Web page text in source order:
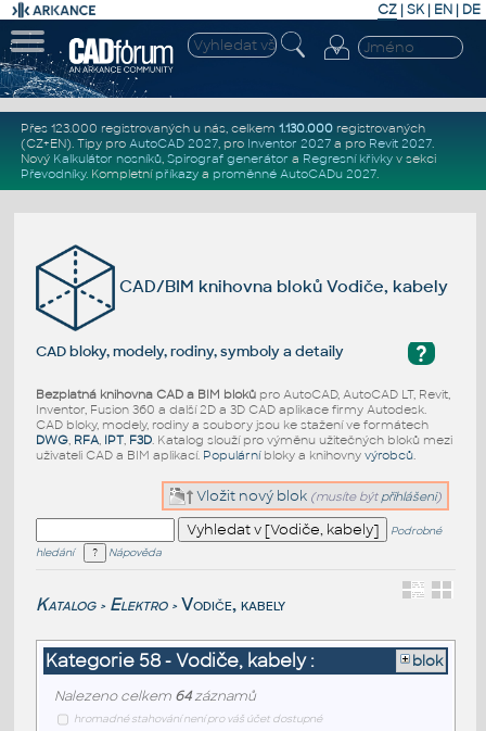
CZ | SK| EN | DE
Přes 123.000 registrovaných u nás, celkem 1.130.000registrovaných
(CZ+EN). Tipy pro AutoCAD 2027, pro Inventor 2027a pro Revit 2027.
Nový Kalkulátor nosníků, Spirograf generátor a Regresní křivkyv sekci
Převodníky. Kompletní příkazya proměnné AutoCADu 2027.
CAD/BIM knihovna bloků Vodiče, kabely
?
CAD bloky, modely, rodiny, symboly a detaily
Bezplatná knihovna CAD a BIM blokůpro AutoCAD, AutoCAD LT, Revit,
Inventor, Fusion 360 a další 2D a 3D CAD aplikace firmy Autodesk.
CAD bloky, modely, rodiny a soubory jsou ke stažení ve formátech
DWG, RFA, IPT, F3D. Katalog slouží pro výměnu užitečných bloků mezi
uživateli CAD a BIM aplikací. Populárníbloky a knihovny výrobců.
Vložit nový blok (musíte být přihlášeni)
Podrobné
hledání
Nápověda
Katalog > Elektro > Vodiče, kabely
Kategorie 58 - Vodiče, kabely : blok
Nalezeno celkem 64záznamů
hromadné stahování není pro váš účet dostupné